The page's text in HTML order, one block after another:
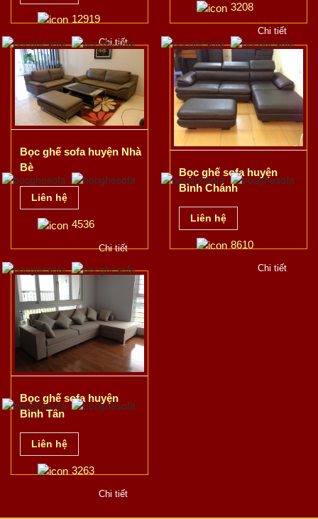
12919
Chi tiết
3208
Chi tiết
Bọc ghế sofa huyện Nhà
Bè
Liên hệ
4536
Chi tiết
Bọc ghế sofa huyện
Bình Chánh
Liên hệ
8610
Chi tiết
Bọc ghế sofa huyện
Bình Tân
Liên hệ
3263
Chi tiết